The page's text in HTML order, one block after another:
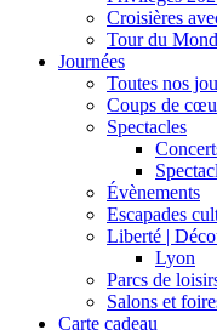
Croisières
Tour du
Journées
Toutes nos
Coups de
Spectacles
Évènements
Escapades
Liberté |
Lyon
Parcs de
Salons et
Carte cadeau